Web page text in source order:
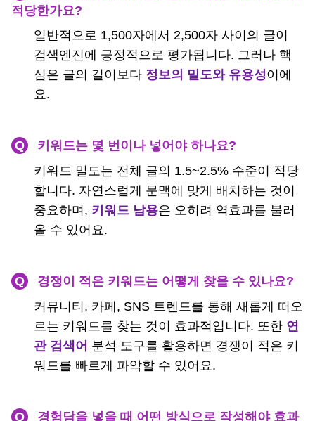
적당한가요?
일반적으로 1,500자에서 2,500자 사이의 글이
검색엔진에 긍정적으로 평가됩니다. 그러나 핵
심은 글의 길이보다 정보의 밀도와 유용성이에
요.
Q
키워드는 몇 번이나 넣어야 하나요?
키워드 밀도는 전체 글의 1.5~2.5% 수준이 적당
합니다. 자연스럽게 문맥에 맞게 배치하는 것이
중요하며, 키워드 남용은 오히려 역효과를 불러
올 수 있어요.
Q
경쟁이 적은 키워드는 어떻게 찾을 수 있나요?
커뮤니티, 카페, SNS 트렌드를 통해 새롭게 떠오
르는 키워드를 찾는 것이 효과적입니다. 또한 연
관 검색어 분석 도구를 활용하면 경쟁이 적은 키
워드를 빠르게 파악할 수 있어요.
Q
경험담을 넣을 때 어떤 방식으로 작성해야 효과